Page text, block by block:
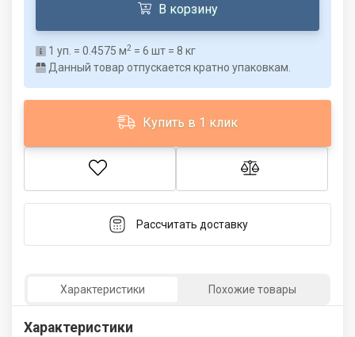
В корзину
1 уп. = 0.4575 м2 = 6 шт = 8 кг
Данный товар отпускается кратно упаковкам.
Купить в 1 клик
Рассчитать доставку
Характеристики Похожие товары
Характеристики